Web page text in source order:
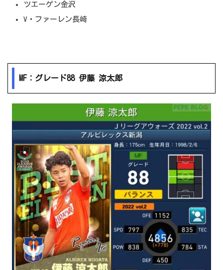
ツエーゲン金沢
V・ファーレン長崎
MF：グレード88 伊藤 涼太郎